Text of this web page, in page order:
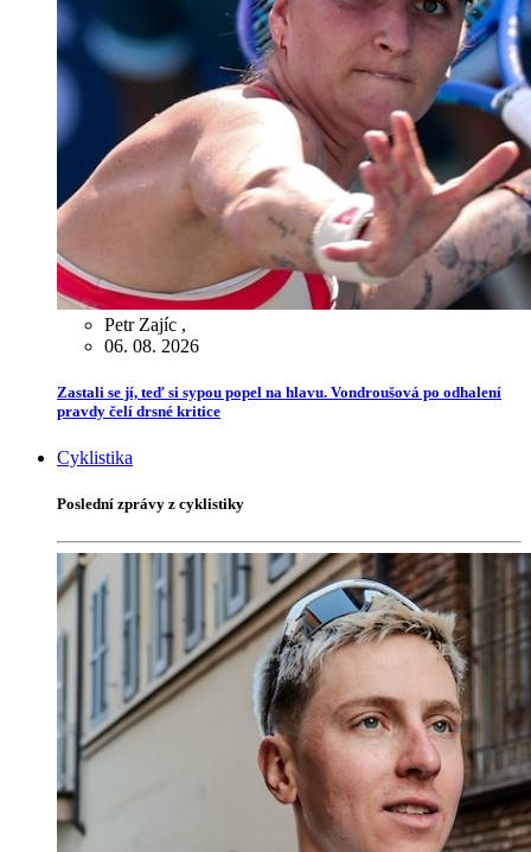
Petr Zajíc ,
06. 08. 2026
Zastali se jí, teď si sypou popel na hlavu. Vondroušová po odhalení
pravdy čelí drsné kritice
Cyklistika
Poslední zprávy z cyklistiky